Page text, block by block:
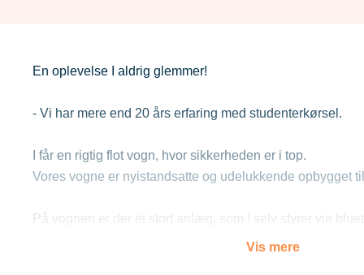
En oplevelse I aldrig glemmer!
- Vi har mere end 20 års erfaring med studenterkørsel.
I får en rigtig flot vogn, hvor sikkerheden er i top.
Vores vogne er nyistandsatte og udelukkende opbygget
På vognen er der et stort anlæg, som I selv styrer via
smartphones, og der er 220 volt til opladning af Jeres
Vis mere